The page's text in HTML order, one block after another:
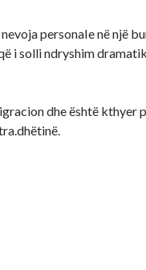
personaIe në një
i solli ndryshim
dhe është kthyer